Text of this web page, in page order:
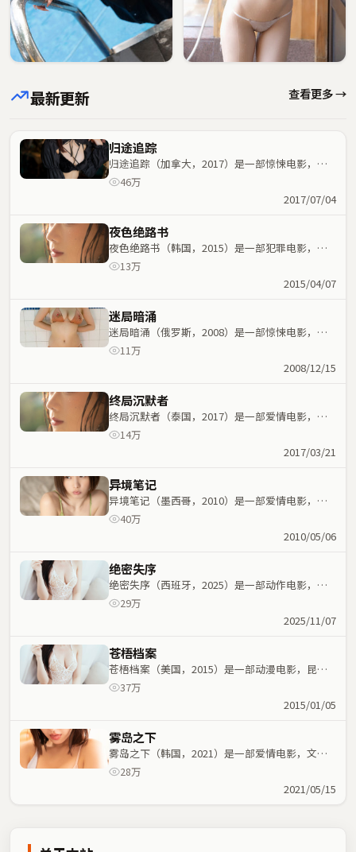
最新更新 查看更多 →
归途追踪
归途追踪（加拿大，2017）是一部惊悚电影，冯
小刚执导，刘德华、魏翔等主演；惊悚元素与人物
46万
2017/07/04
夜色绝路书
夜色绝路书（韩国，2015）是一部犯罪电影，丹
尼斯·维伦纽瓦执导，木村拓哉、佛罗伦斯·珀等
主演；犯罪元素与人物命运紧密交织，节奏紧凑。
13万
2015/04/07
迷局暗涌
迷局暗涌（俄罗斯，2008）是一部惊悚电影，杜
琪峰执导，雷佳音、艾伦等主演；惊悚元素与人物
11万
2008/12/15
终局沉默者
终局沉默者（泰国，2017）是一部爱情电影，饶
晓志执导，安藤樱、葛优等主演；爱情元素与人物
14万
2017/03/21
异境笔记
异境笔记（墨西哥，2010）是一部爱情电影，奉
俊昊执导，李秉宪、咏梅等主演；爱情元素与人物
40万
2010/05/06
绝密失序
绝密失序（西班牙，2025）是一部动作电影，冯
小刚执导，王景春、艾伦等主演；动作元素与人物
29万
2025/11/07
苍梧档案
苍梧档案（美国，2015）是一部动漫电影，昆汀
·塔伦蒂诺执导，魏翔、林青霞等主演；动漫元素
37万
2015/01/05
雾岛之下
雾岛之下（韩国，2021）是一部爱情电影，文牧
野执导，王景春、张译等主演；爱情元素与人物命
28万
2021/05/15